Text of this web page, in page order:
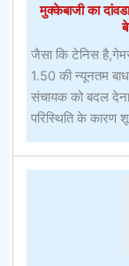
मुक्केबाजी का
जैसा कि टेनिस
1.50 की न्यूनतम
संचायक को बदल
परिस्थिति के कारण